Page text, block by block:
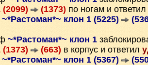
(1373) по ногам и ответил
~*Растоман*~ клон 1 (5225)
~*Растоман*~ клон 1
(663) в корпус и ответил
~*Растоман*~ клон 1 (5367)